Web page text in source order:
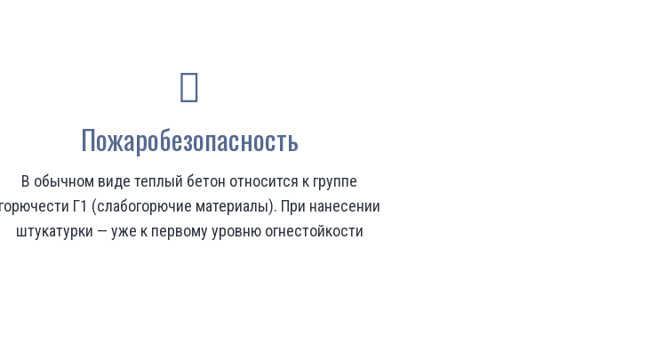
Пожаробезопасность
В обычном виде теплый бетон относится к группе
горючести Г1 (слабогорючие материалы). При нанесении
штукатурки — уже к первому уровню огнестойкости